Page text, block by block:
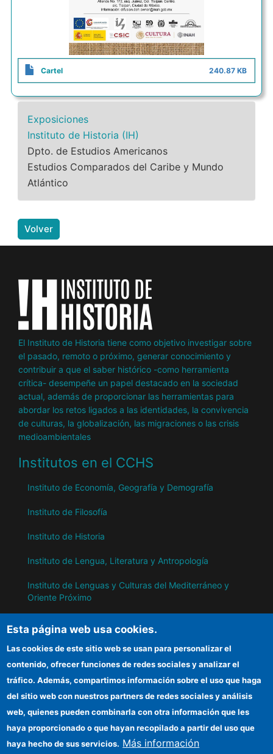
Cartel 240.87 KB
Exposiciones
Instituto de Historia (IH)
Dpto. de Estudios Americanos
Estudios Comparados del Caribe y Mundo
Atlántico
Volver
El Instituto de Historia tiene como objetivo investigar sobre
el pasado, remoto o próximo, generar conocimiento y
contribuir a que el saber histórico -como herramienta
crítica- desempeñe un papel destacado en la sociedad
actual, además de proporcionar las herramientas para
abordar los retos ligados a las identidades, la convivencia
de culturas, la globalización, las migraciones o las crisis
medioambientales
Institutos en el CCHS
Instituto de Economía, Geografía y Demografía
Instituto de Filosofía
Instituto de Historia
Instituto de Lengua, Literatura y Antropología
Instituto de Lenguas y Culturas del Mediterráneo y
Oriente Próximo
IH
Información para proveedores
Organismos financiadores
Esta página web usa cookies.
Las cookies de este sitio web se usan para personalizar el
contenido, ofrecer funciones de redes sociales y analizar el
tráfico. Además, compartimos información sobre el uso que haga
del sitio web con nuestros partners de redes sociales y análisis
web, quienes pueden combinarla con otra información que les
haya proporcionado o que hayan recopilado a partir del uso que
haya hecho de sus servicios. Más información